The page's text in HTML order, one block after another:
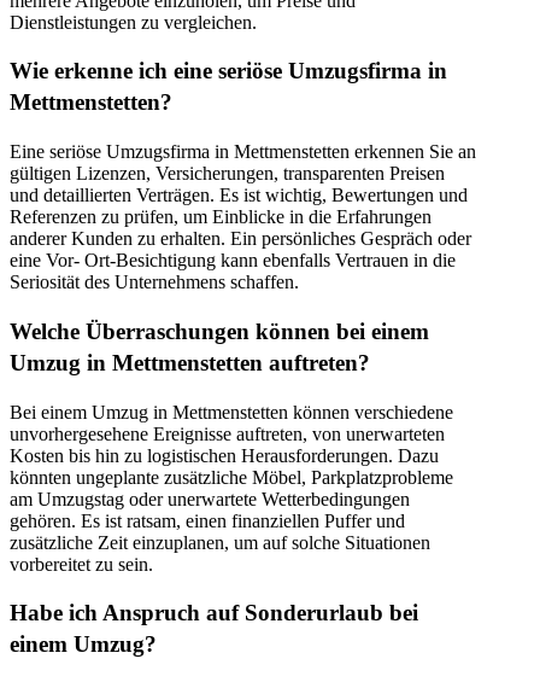
Dienstleistungen zu vergleichen.
Wie erkenne ich eine seriöse Umzugsfirma in
Mettmenstetten?
Eine seriöse Umzugsfirma in Mettmenstetten erkennen Sie an
gültigen Lizenzen, Versicherungen, transparenten Preisen
und detaillierten Verträgen. Es ist wichtig, Bewertungen und
Referenzen zu prüfen, um Einblicke in die Erfahrungen
anderer Kunden zu erhalten. Ein persönliches Gespräch oder
eine Vor- Ort-Besichtigung kann ebenfalls Vertrauen in die
Seriosität des Unternehmens schaffen.
Welche Überraschungen können bei einem
Umzug in Mettmenstetten auftreten?
Bei einem Umzug in Mettmenstetten können verschiedene
unvorhergesehene Ereignisse auftreten, von unerwarteten
Kosten bis hin zu logistischen Herausforderungen. Dazu
könnten ungeplante zusätzliche Möbel, Parkplatzprobleme
am Umzugstag oder unerwartete Wetterbedingungen
gehören. Es ist ratsam, einen finanziellen Puffer und
zusätzliche Zeit einzuplanen, um auf solche Situationen
vorbereitet zu sein.
Habe ich Anspruch auf Sonderurlaub bei
einem Umzug?